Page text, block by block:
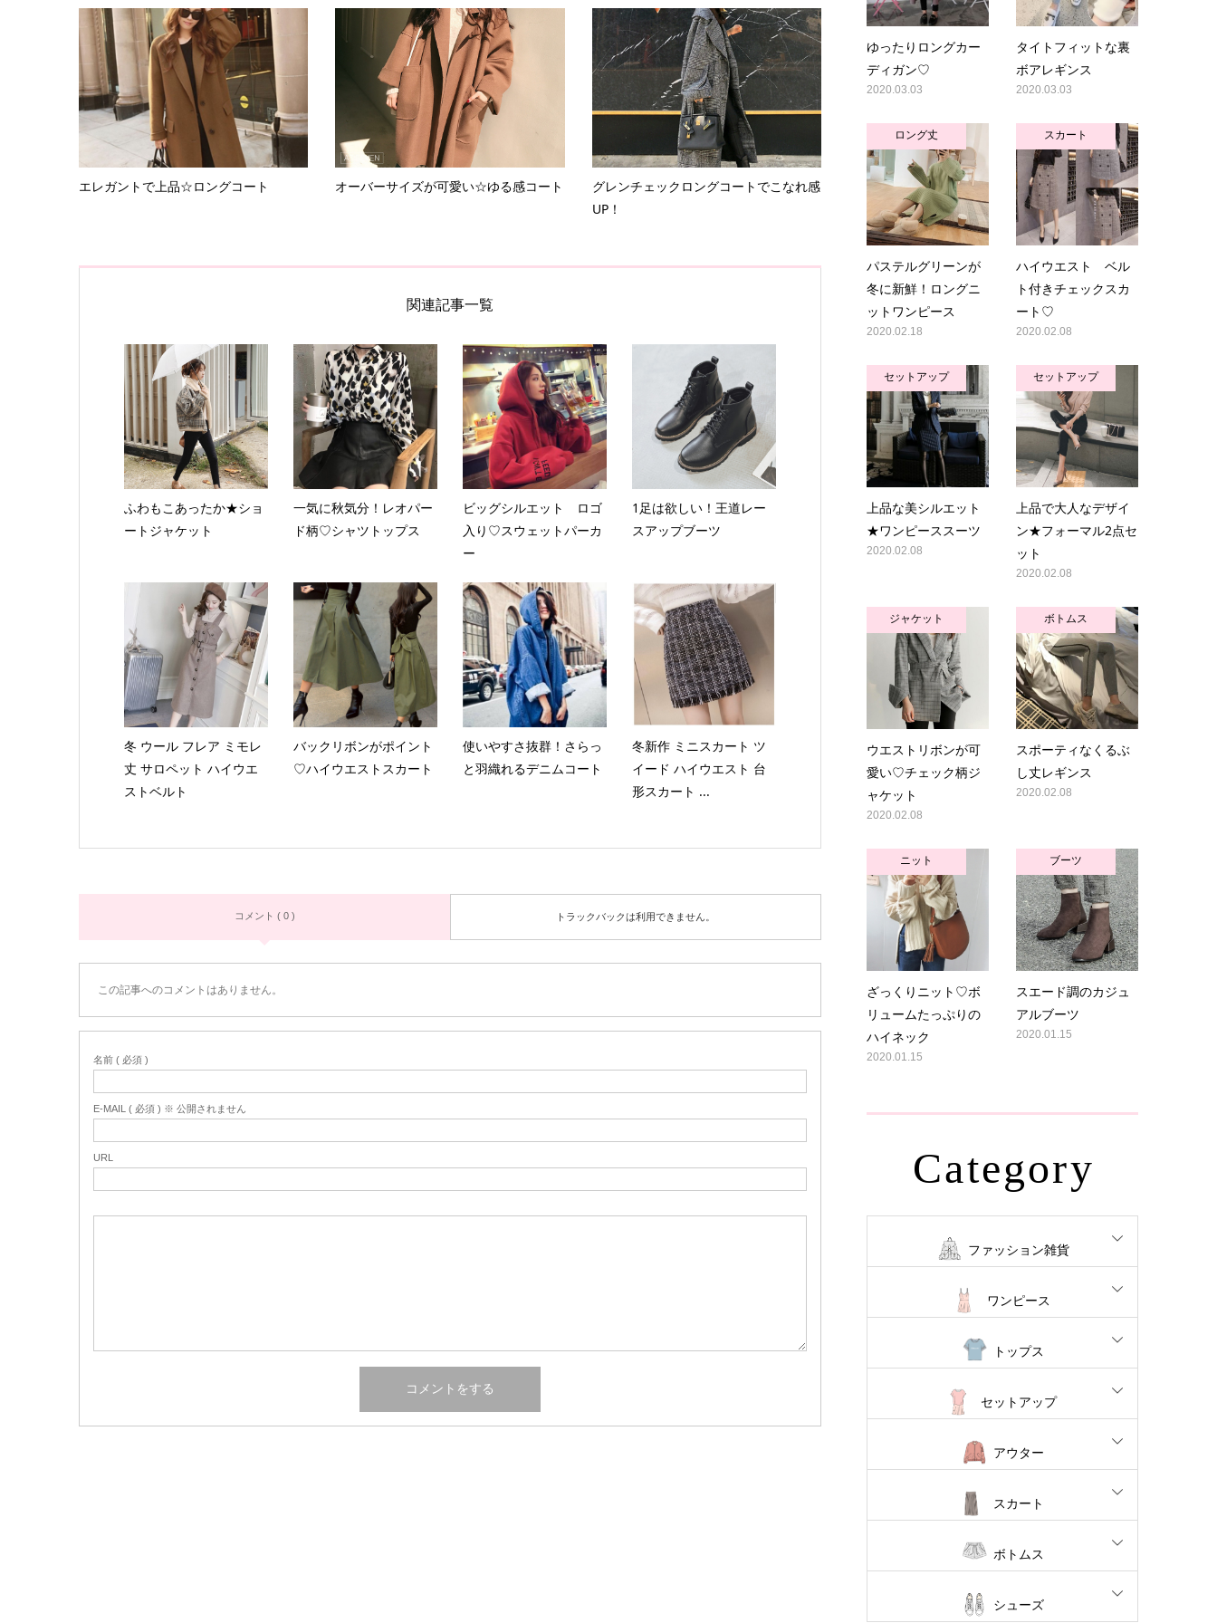
エレガントで上品☆ロングコート オーバーサイズが可愛い☆ゆる感コート
グレンチェックロングコートでこなれ感
UP！
関連記事一覧
ふわもこあったか★ショ
ートジャケット
一気に秋気分！レオパー
ド柄♡シャツトップス
ビッグシルエット ロゴ
入り♡スウェットパーカ
ー
1足は欲しい！王道レー
スアップブーツ
冬 ウール フレア ミモレ
丈 サロペット ハイウエ
ストベルト
バックリボンがポイント
♡ハイウエストスカート
使いやすさ抜群！さらっ
と羽織れるデニムコート
冬新作 ミニスカート ツ
イード ハイウエスト 台
形スカート ...
コメント ( 0 ) トラックバックは利用できません。
この記事へのコメントはありません。
名前 ( 必須 )
E-MAIL ( 必須 ) ※ 公開されません
URL
ゆったりロングカー
ディガン♡
2020.03.03
タイトフィットな裏
ボアレギンス
2020.03.03
ロング丈
パステルグリーンが
冬に新鮮！ロングニ
ットワンピース
2020.02.18
スカート
ハイウエスト ベル
ト付きチェックスカ
ート♡
2020.02.08
セットアップ
上品な美シルエット
★ワンピーススーツ
2020.02.08
セットアップ
上品で大人なデザイ
ン★フォーマル2点セ
ット
2020.02.08
ジャケット
ウエストリボンが可
愛い♡チェック柄ジ
ャケット
2020.02.08
ボトムス
スポーティなくるぶ
し丈レギンス
2020.02.08
ニット
ざっくりニット♡ボ
リュームたっぷりの
ハイネック
2020.01.15
ブーツ
スエード調のカジュ
アルブーツ
2020.01.15
Category
ファッション雑貨
ワンピース
トップス
セットアップ
アウター
スカート
ボトムス
シューズ